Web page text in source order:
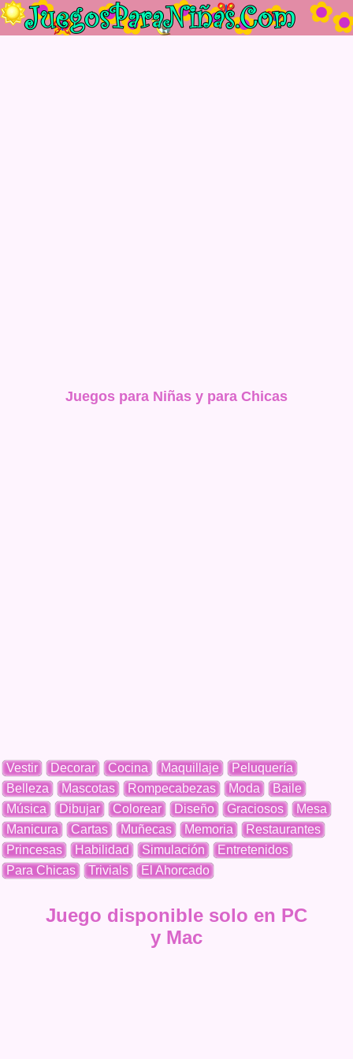
Juegos para Niñas y para Chicas
Vestir Decorar Cocina Maquillaje
Peluquería
Belleza
Mascotas Rompecabezas Moda
Baile
Música
Dibujar Colorear Diseño Graciosos
Mesa
Manicura
Cartas Muñecas Memoria
Restaurantes
Princesas
Habilidad Simulación
Entretenidos
Para Chicas
Trivials El Ahorcado
Juego disponible solo en PC
y Mac